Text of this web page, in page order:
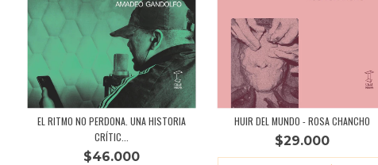
EL RITMO NO PERDONA. UNA HISTORIA
CRÍTIC...
$46.000
HUIR DEL MUNDO - ROSA CHANCHO
$29.000